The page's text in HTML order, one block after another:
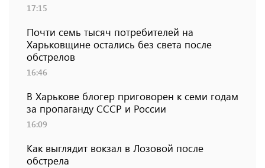
17:15
Почти семь тысяч потребителей на
Харьковщине остались без света после
обстрелов
16:46
В Харькове блогер приговорен к семи годам
за пропаганду СССР и России
16:09
Как выглядит вокзал в Лозовой после
обстрела